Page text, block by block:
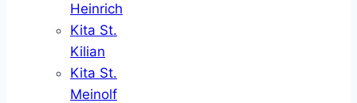
Heinrich
Kita St.
Kilian
Kita St.
Meinolf